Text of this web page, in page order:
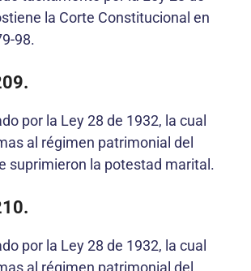
la Corte Constitucional en
98.
por la Ley 28 de 1932, la cual
al régimen patrimonial del
suprimieron la potestad marital.
por la Ley 28 de 1932, la cual
al régimen patrimonial del